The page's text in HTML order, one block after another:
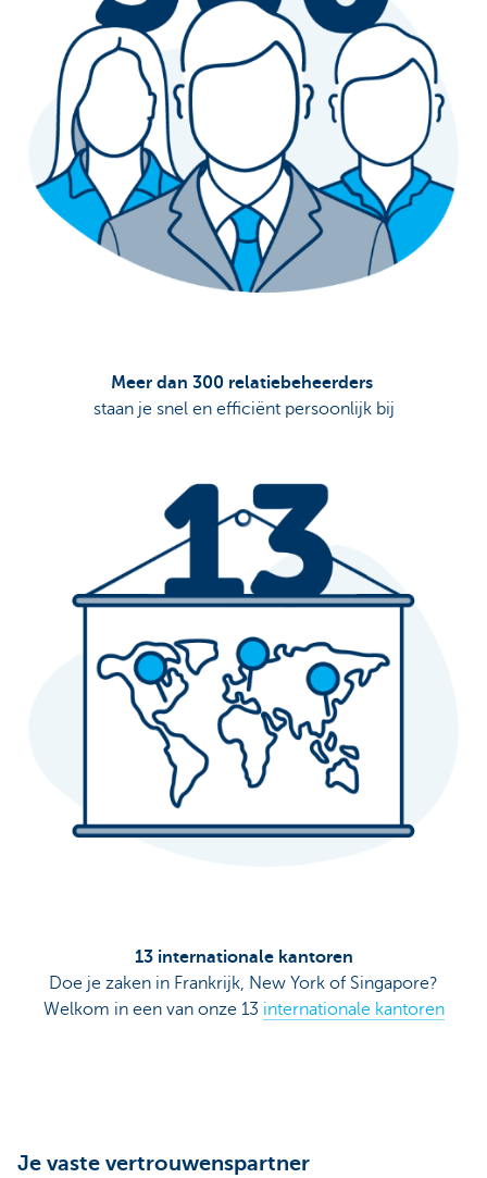
Meer dan 300 relatiebeheerders
staan je snel en efficiënt persoonlijk bij
13 internationale kantoren
Doe je zaken in Frankrijk, New York of Singapore?
Welkom in een van onze 13 internationale kantoren
Je vaste vertrouwenspartner